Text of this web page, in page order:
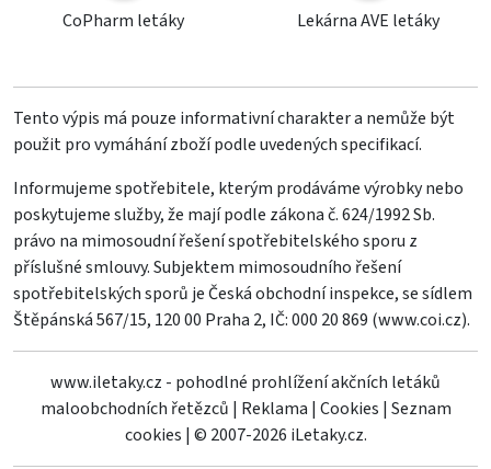
CoPharm letáky Lekárna AVE letáky
Tento výpis má pouze informativní charakter a nemůže být
použit pro vymáhání zboží podle uvedených specifikací.
Informujeme spotřebitele, kterým prodáváme výrobky nebo
poskytujeme služby, že mají podle zákona č. 624/1992 Sb.
právo na mimosoudní řešení spotřebitelského sporu z
příslušné smlouvy. Subjektem mimosoudního řešení
spotřebitelských sporů je Česká obchodní inspekce, se sídlem
Štěpánská 567/15, 120 00 Praha 2, IČ: 000 20 869 (www.coi.cz).
www.iletaky.cz - pohodlné prohlížení akčních letáků
maloobchodních řetězců | Reklama | Cookies | Seznam
cookies | © 2007-2026 iLetaky.cz.